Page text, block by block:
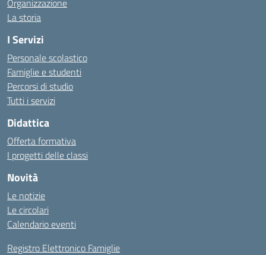
Organizzazione
La storia
I Servizi
Personale scolastico
Famiglie e studenti
Percorsi di studio
Tutti i servizi
Didattica
Offerta formativa
I progetti delle classi
Novità
Le notizie
Le circolari
Calendario eventi
Registro Elettronico Famiglie